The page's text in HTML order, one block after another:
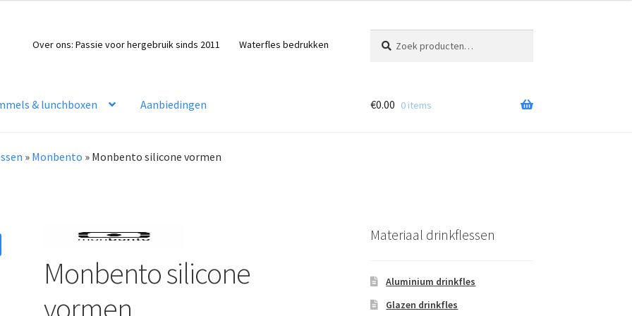
Over ons: Passie voor hergebruik sinds 2011 Waterfles bedrukken
naar:
& lunchboxen Aanbiedingen €0.00 0 items
» Monbento » Monbento silicone vormen
Monbento silicone
vormen
Materiaal drinkflessen
Aluminium drinkfles
Glazen drinkfles